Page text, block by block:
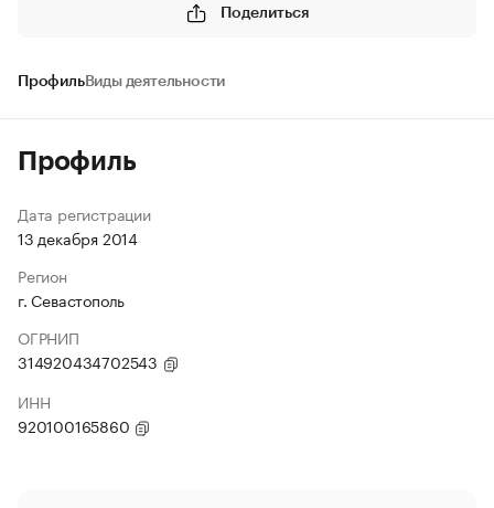
Поделиться
ПрофильВиды деятельности
Профиль
Дата регистрации
13 декабря 2014
Регион
г. Севастополь
ОГРНИП
314920434702543
ИНН
920100165860